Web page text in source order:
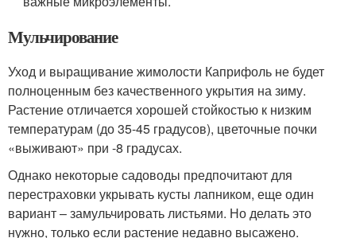
Мульчирование
Уход и выращивание жимолости Каприфоль не будет
полноценным без качественного укрытия на зиму.
Растение отличается хорошей стойкостью к низким
температурам (до 35-45 градусов), цветочные почки
«выживают» при -8 градусах.
Однако некоторые садоводы предпочитают для
перестраховки укрывать кусты лапником, еще один
вариант – замульчировать листьями. Но делать это
нужно, только если растение недавно высажено.